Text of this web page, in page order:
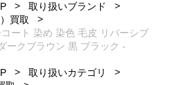
取り扱いブランド
買取
ート 染め 染色 毛皮 リバーシブ
ークブラウン 黒 ブラック -
取り扱いカテゴリ